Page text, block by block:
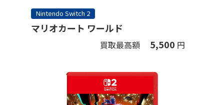
Nintendo Switch 2
マリオカート ワールド
買取最高額 5,500 円